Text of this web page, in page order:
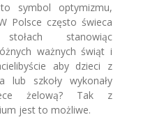
symbol optymizmu,
Polsce często świeca
stołach stanowiąc
ważnych świąt i
aby dzieci z
lub szkoły wykonały
żelową? Tak z
jest to możliwe.